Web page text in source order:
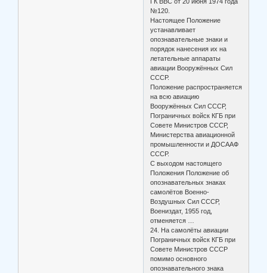
№120.
Настоящее Положение
устанавливает
опознавательные знаки и
порядок нанесения их на
летательные аппараты
авиации Вооружённых Сил
СССР.
Положение распространяется
на всю авиацию
Вооружённых Сил СССР,
Пограничных войск КГБ при
Совете Министров СССР,
Министерства авиационной
промышленности и ДОСААФ
СССР.
С выходом настоящего
Положения Положение об
опознавательных знаках
самолётов Военно-
Воздушных Сил СССР,
Воениздат, 1955 год,
отменяется …
24. На самолёты авиации
Пограничных войск КГБ при
Совете Министров СССР
помимо основного
опознавательного знака